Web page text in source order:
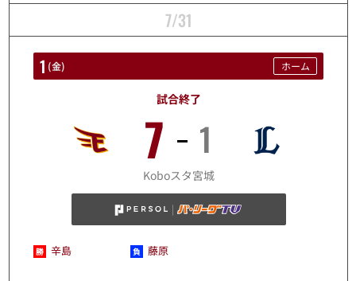
7/31
8/1
1 (金) ホーム
試合終了
7 1
Koboスタ宮城
辛島 藤原